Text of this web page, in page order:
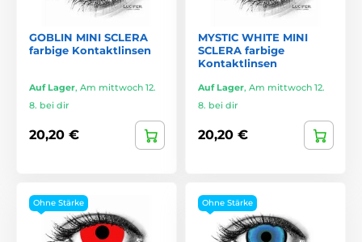
GOBLIN MINI SCLERA
farbige Kontaktlinsen
Auf Lager, Am mittwoch 12.
8. bei dir
20,20 €
MYSTIC WHITE MINI
SCLERA farbige
Kontaktlinsen
Auf Lager, Am mittwoch 12.
8. bei dir
20,20 €
Ohne Stärke Ohne Stärke